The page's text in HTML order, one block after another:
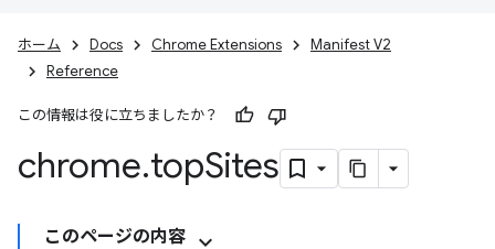
ホーム Docs Chrome Extensions
Manifest V2
Reference
この情報は役に立ちましたか？
chrome.topSites
このページの内容